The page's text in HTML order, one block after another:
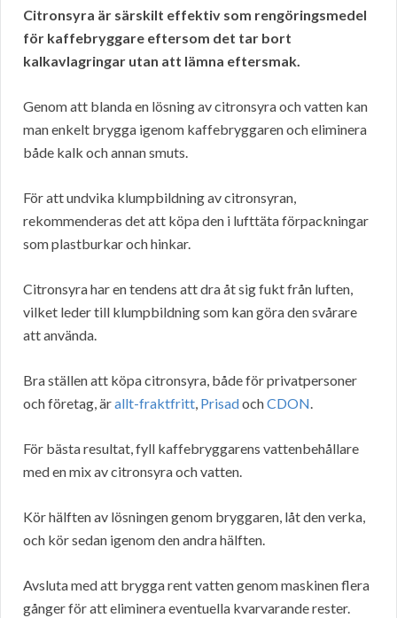
Citronsyra är särskilt effektiv som rengöringsmedel
för kaffebryggare eftersom det tar bort
kalkavlagringar utan att lämna eftersmak.
Genom att blanda en lösning av citronsyra och vatten kan
man enkelt brygga igenom kaffebryggaren och eliminera
både kalk och annan smuts.
För att undvika klumpbildning av citronsyran,
rekommenderas det att köpa den i lufttäta förpackningar
som plastburkar och hinkar.
Citronsyra har en tendens att dra åt sig fukt från luften,
vilket leder till klumpbildning som kan göra den svårare
att använda.
Bra ställen att köpa citronsyra, både för privatpersoner
och företag, ärallt-fraktfritt, PrisadochCDON.
För bästa resultat, fyll kaffebryggarens vattenbehållare
med en mix av citronsyra och vatten.
Kör hälften av lösningen genom bryggaren, låt den verka,
och kör sedan igenom den andra hälften.
Avsluta med att brygga rent vatten genom maskinen flera
gånger för att eliminera eventuella kvarvarande rester.